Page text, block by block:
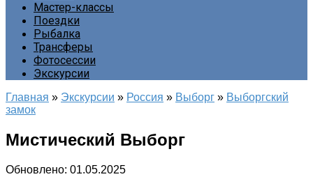
Мастер-классы
Поездки
Рыбалка
Трансферы
Фотосессии
Экскурсии
Главная » Экскурсии » Россия » Выборг » Выборгский
замок
Мистический Выборг
Обновлено: 01.05.2025